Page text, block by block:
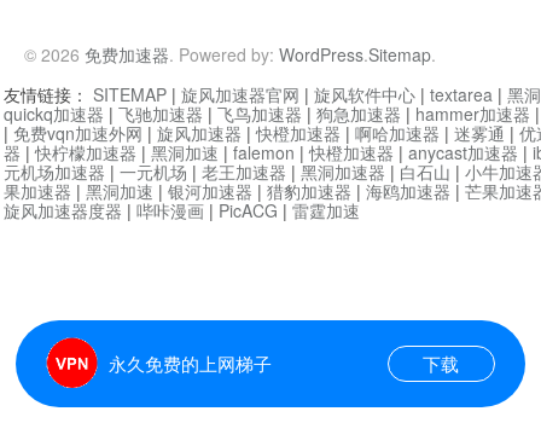
© 2026 免费加速器. Powered by: WordPress.Sitemap.
永久免费的上网梯子 下载
友情链接： SITEMAP | 旋风加速器官网 | 旋风软件中心 | textarea | 黑
quickq加速器 | 飞驰加速器 | 飞鸟加速器 | 狗急加速器 | hammer加速器
| 免费vqn加速外网 | 旋风加速器 |快橙加速器 | 啊哈加速器 | 迷雾通 | 优
器 |快柠檬加速器 | 黑洞加速 | falemon |快橙加速器 | anycast加速器 |
元机场加速器 | 一元机场 | 老王加速器 | 黑洞加速器 | 白石山 | 小牛加速
果加速器 | 黑洞加速 | 银河加速器 | 猎豹加速器 | 海鸥加速器 | 芒果加速
旋风加速器度器 | 哔咔漫画 | PicACG | 雷霆加速